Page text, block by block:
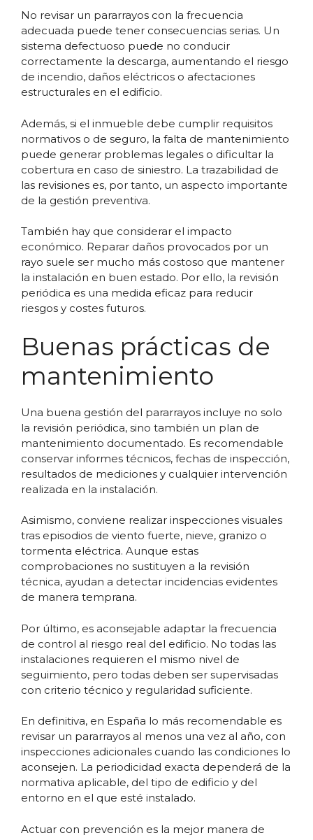
No revisar un pararrayos con la frecuencia
adecuada puede tener consecuencias serias. Un
sistema defectuoso puede no conducir
correctamente la descarga, aumentando el riesgo
de incendio, daños eléctricos o afectaciones
estructurales en el edificio.
Además, si el inmueble debe cumplir requisitos
normativos o de seguro, la falta de mantenimiento
puede generar problemas legales o dificultar la
cobertura en caso de siniestro. La trazabilidad de
las revisiones es, por tanto, un aspecto importante
de la gestión preventiva.
También hay que considerar el impacto
económico. Reparar daños provocados por un
rayo suele ser mucho más costoso que mantener
la instalación en buen estado. Por ello, la revisión
periódica es una medida eficaz para reducir
riesgos y costes futuros.
Buenas prácticas de
mantenimiento
Una buena gestión del pararrayos incluye no solo
la revisión periódica, sino también un plan de
mantenimiento documentado. Es recomendable
conservar informes técnicos, fechas de inspección,
resultados de mediciones y cualquier intervención
realizada en la instalación.
Asimismo, conviene realizar inspecciones visuales
tras episodios de viento fuerte, nieve, granizo o
tormenta eléctrica. Aunque estas
comprobaciones no sustituyen a la revisión
técnica, ayudan a detectar incidencias evidentes
de manera temprana.
Por último, es aconsejable adaptar la frecuencia
de control al riesgo real del edificio. No todas las
instalaciones requieren el mismo nivel de
seguimiento, pero todas deben ser supervisadas
con criterio técnico y regularidad suficiente.
En definitiva, en España lo más recomendable es
revisar un pararrayos al menos una vez al año, con
inspecciones adicionales cuando las condiciones lo
aconsejen. La periodicidad exacta dependerá de la
normativa aplicable, del tipo de edificio y del
entorno en el que esté instalado.
Actuar con prevención es la mejor manera de